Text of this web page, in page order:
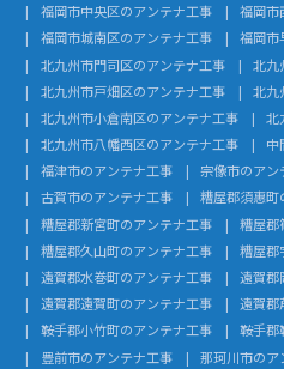
福岡市中央区のアンテナ工事
福岡市
福岡市城南区のアンテナ工事
福岡市
北九州市門司区のアンテナ工事
北九
北九州市戸畑区のアンテナ工事
北九
北九州市小倉南区のアンテナ工事
北
北九州市八幡西区のアンテナ工事
中
福津市のアンテナ工事
宗像市のアン
古賀市のアンテナ工事
糟屋郡須惠
糟屋郡新宮町のアンテナ工事
糟屋郡
糟屋郡久山町のアンテナ工事
糟屋郡
遠賀郡水巻町のアンテナ工事
遠賀郡
遠賀郡遠賀町のアンテナ工事
遠賀郡
鞍手郡小竹町のアンテナ工事
鞍手郡
豊前市のアンテナ工事
那珂川市のア